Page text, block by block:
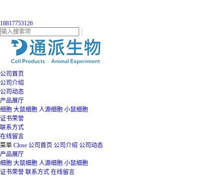
18817753126
公司首页
公司介绍
公司动态
产品展厅
细胞 大鼠细胞 人源细胞 小鼠细胞
证书荣誉
联系方式
在线留言
菜单 Close 公司首页 公司介绍 公司动态
产品展厅
细胞 大鼠细胞 人源细胞 小鼠细胞
证书荣誉 联系方式 在线留言